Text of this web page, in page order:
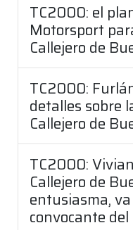
TC2000: el
Motorsport
Callejero de
TC2000:
detalles sobre
Callejero de
TC2000:
Callejero de
entusiasma,
convocante del